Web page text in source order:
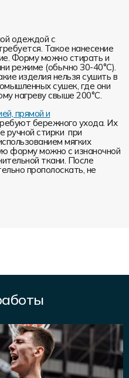
одеждой с
Такое нанесение
Форму можно стирать и
режиме (обычно 30-40°С).
изделия нельзя сушить в
сушек, где они
нагреву свыше 200°С.
прямой и
бережного ухода. Их
ручной стирки при
мягких
форму можно с изнаночной
ткани. После
прополоскать, не